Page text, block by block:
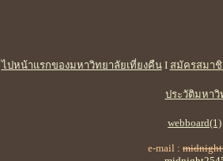
ไปหน้าแรกของมหาวิทยาลัยเที่ยงคืนI สมัครสมา
ประวัติมหาวิ
webboard(1)
e-mail :